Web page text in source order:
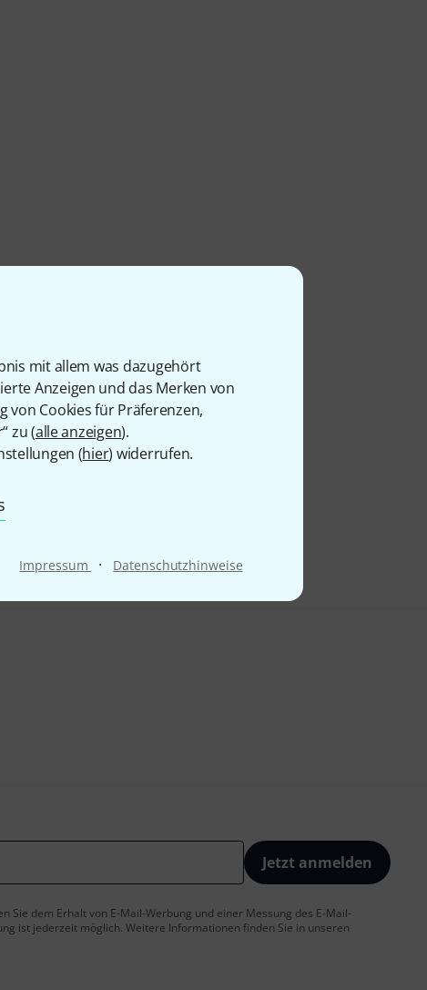
mit allem was dazugehört
Anzeigen und das Merken von
von Cookies für Präferenzen,
zu (alle anzeigen).
(hier) widerrufen.
Impressum · Datenschutzhinweise
Jetzt anmelden
Sie dem Erhalt von E-Mail-Werbung und einer Messung des E-Mail-
ist jederzeit möglich. Weitere Informationen finden Sie in unseren